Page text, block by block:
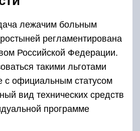
лежачим больным
регламентирована
Российской Федерации.
такими льготами
с официальным статусом
вид технических средств
программе